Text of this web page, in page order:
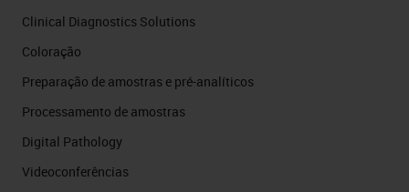
Clinical Diagnostics Solutions
Coloração
Preparação de amostras e pré-analíticos
Processamento de amostras
Digital Pathology
Videoconferências